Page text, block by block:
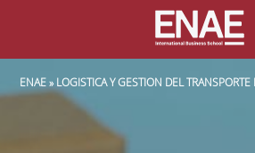
SOBRESCRIBIR ENLACES DE AYUDA A LA NAVEGACIÓN
ENAE LOGISTICA Y GESTION DEL